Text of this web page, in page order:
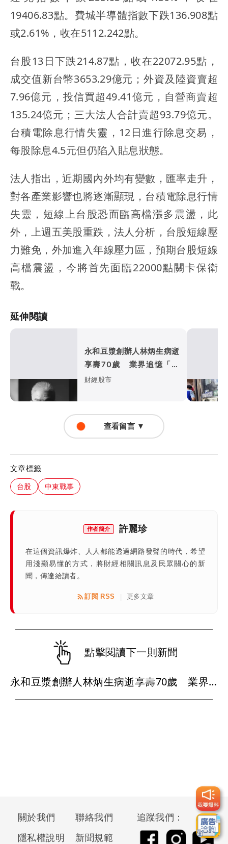
19406.83點。費城半導體指數下跌136.908點
或2.61%，收在5112.242點。
台股13日下跌214.87點，收在22072.95點，
成交值新台幣3653.29億元；外資及陸資賣超
7.96億元，投信買超49.41億元，自營商賣超
135.24億元；三大法人合計賣超93.79億元。
台積電除息行情失靈，12日進行除息交易，
每股除息4.5元但仍陷入貼息狀態。
法人指出，近期國內外均有變數，匯率走升，
對各產業影響也將逐漸顯現，台積電除息行情
失靈，短線上台股恐面臨高檔漲多震盪，此
外，上週五美股重跌，法人分析，台股短線壓
力難免，外加進入年線壓力區，預期台股短線
高檔震盪，今將首先面臨22000點關卡保衛
戰。
延伸閱讀
永和豆漿創辦人林炳生病逝
享壽70歲 業界追憶「照
亮別人的燈塔」
財經股市
查看留言 ▼
文章標籤
台股 中東戰事
作者簡介 許麗珍
在這個資訊爆炸、人人都能透過網路發聲的時代，希望
用淺顯易懂的方式，將財經相關訊息及民眾關心的新
聞，傳達給讀者。
訂閱 RSS | 更多文章
點擊閱讀下一則新聞
永和豆漿創辦人林炳生病逝享壽70歲 業界追憶「照亮別人的燈塔」
關於我們
聯絡我們
隱私權說明
新聞規範
追蹤我們：